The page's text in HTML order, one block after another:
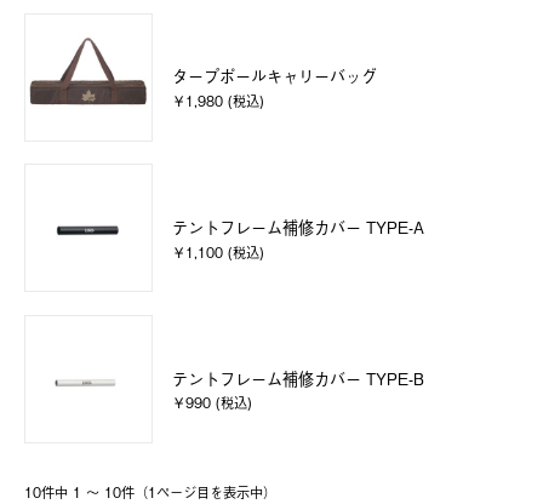
タープポールキャリーバッグ
￥1,980 (税込)
テントフレーム補修カバー TYPE-A
￥1,100 (税込)
テントフレーム補修カバー TYPE-B
￥990 (税込)
10件中 1 〜 10件（1ページ⽬を表⽰中）